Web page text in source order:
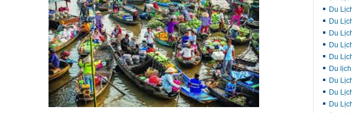
Du
Du
Du
Du
Du
Du
Du
Du
Du